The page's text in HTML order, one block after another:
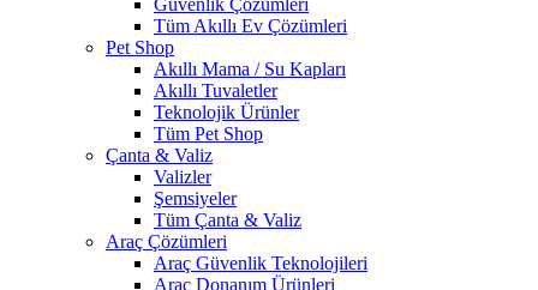
Güvenlik Çözümleri
Tüm Akıllı Ev Çözümleri
Pet Shop
Akıllı Mama / Su Kapları
Akıllı Tuvaletler
Teknolojik Ürünler
Tüm Pet Shop
Çanta & Valiz
Valizler
Şemsiyeler
Tüm Çanta & Valiz
Araç Çözümleri
Araç Güvenlik Teknolojileri
Araç Donanım Ürünleri